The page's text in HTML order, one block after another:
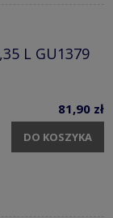
L GU1379
81,90 zł
DO KOSZYKA